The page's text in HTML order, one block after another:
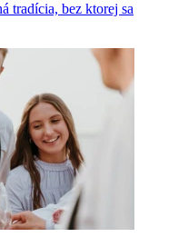
tradícia, bez ktorej sa